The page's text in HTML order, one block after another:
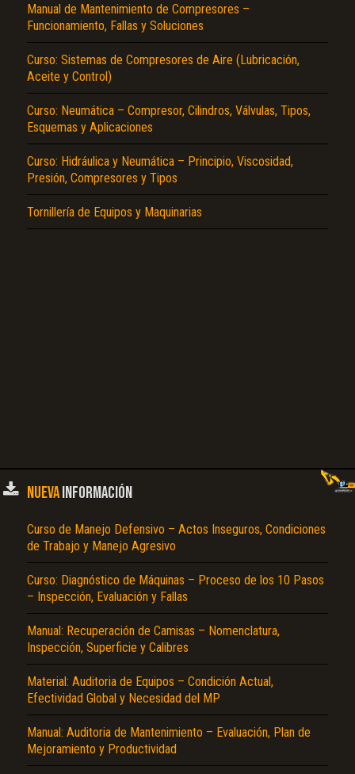
Manual de Mantenimiento de Compresores –
Funcionamiento, Fallas y Soluciones
Curso: Sistemas de Compresores de Aire (Lubricación,
Aceite y Control)
Curso: Neumática – Compresor, Cilindros, Válvulas, Tipos,
Esquemas y Aplicaciones
Curso: Hidráulica y Neumática – Principio, Viscosidad,
Presión, Compresores y Tipos
Tornillería de Equipos y Maquinarias
NUEVAINFORMACIÓN
Curso de Manejo Defensivo – Actos Inseguros, Condiciones
de Trabajo y Manejo Agresivo
Curso: Diagnóstico de Máquinas – Proceso de los 10 Pasos
– Inspección, Evaluación y Fallas
Manual: Recuperación de Camisas – Nomenclatura,
Inspección, Superficie y Calibres
Material: Auditoria de Equipos – Condición Actual,
Efectividad Global y Necesidad del MP
Manual: Auditoria de Mantenimiento – Evaluación, Plan de
Mejoramiento y Productividad
El Título es incorrecto según el contenido.
Texto o Imagen de portada son erróneos.
No carga o no se visualiza el contenido.
Reportar otro tipo de error...